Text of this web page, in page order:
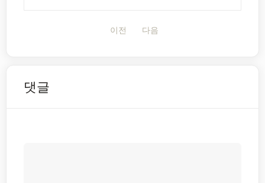
이전 다음
댓글